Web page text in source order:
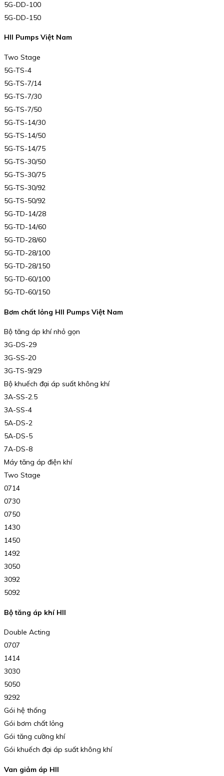
5G-DD-100
5G-DD-150
HII Pumps Việt Nam
Two Stage
5G-TS-4
5G-TS-7/14
5G-TS-7/30
5G-TS-7/50
5G-TS-14/30
5G-TS-14/50
5G-TS-14/75
5G-TS-30/50
5G-TS-30/75
5G-TS-30/92
5G-TS-50/92
5G-TD-14/28
5G-TD-14/60
5G-TD-28/60
5G-TD-28/100
5G-TD-28/150
5G-TD-60/100
5G-TD-60/150
Bơm chất lỏng HII Pumps Việt Nam
Bộ tăng áp khí nhỏ gọn
3G-DS-29
3G-SS-20
3G-TS-9/29
Bộ khuếch đại áp suất không khí
3A-SS-2.5
3A-SS-4
5A-DS-2
5A-DS-5
7A-DS-8
Máy tăng áp điện khí
Two Stage
0714
0730
0750
1430
1450
1492
3050
3092
5092
Bộ tăng áp khí HII
Double Acting
0707
1414
3030
5050
9292
Gói hệ thống
Gói bơm chất lỏng
Gói tăng cường khí
Gói khuếch đại áp suất không khí
Van giảm áp HII